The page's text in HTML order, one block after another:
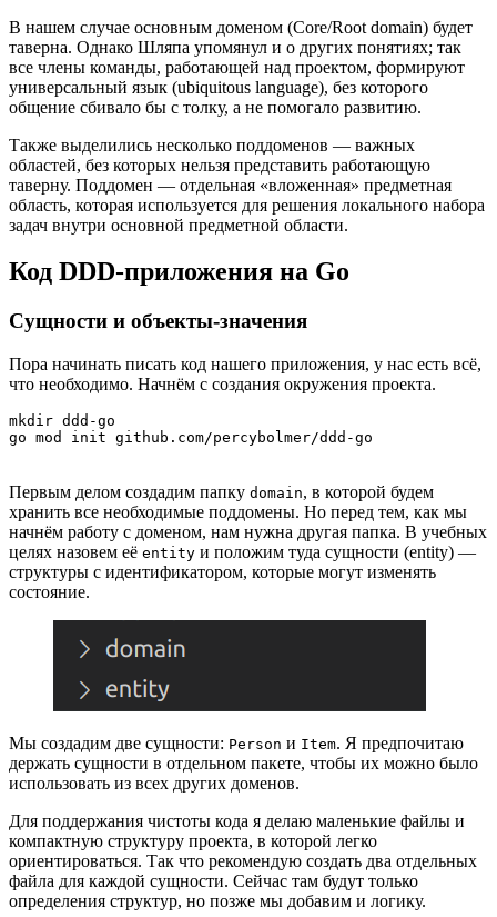
В нашем случае основным доменом (Core/Root domain) будет
таверна. Однако Шляпа упомянул и о других понятиях; так
все члены команды, работающей над проектом, формируют
универсальный язык (ubiquitous language), без которого
общение сбивало бы с толку, а не помогало развитию.
Также выделились несколько поддоменов — важных
областей, без которых нельзя представить работающую
таверну. Поддомен — отдельная «вложенная» предметная
область, которая используется для решения локального набора
задач внутри основной предметной области.
Код DDD-приложения на Go
Сущности и объекты-значения
Пора начинать писать код нашего приложения, у нас есть всё,
что необходимо. Начнём с создания окружения проекта.
mkdir ddd-go
go mod init github.com/percybolmer/ddd-go
Первым делом создадим папку domain, в которой будем
хранить все необходимые поддомены. Но перед тем, как мы
начнём работу с доменом, нам нужна другая папка. В учебных
целях назовем её entity и положим туда сущности (entity) —
структуры с идентификатором, которые могут изменять
состояние.
Мы создадим две сущности: Person и Item. Я предпочитаю
держать сущности в отдельном пакете, чтобы их можно было
использовать из всех других доменов.
Для поддержания чистоты кода я делаю маленькие файлы и
компактную структуру проекта, в которой легко
ориентироваться. Так что рекомендую создать два отдельных
файла для каждой сущности. Сейчас там будут только
определения структур, но позже мы добавим и логику.